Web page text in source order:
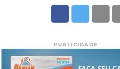
PUBLICIDADE